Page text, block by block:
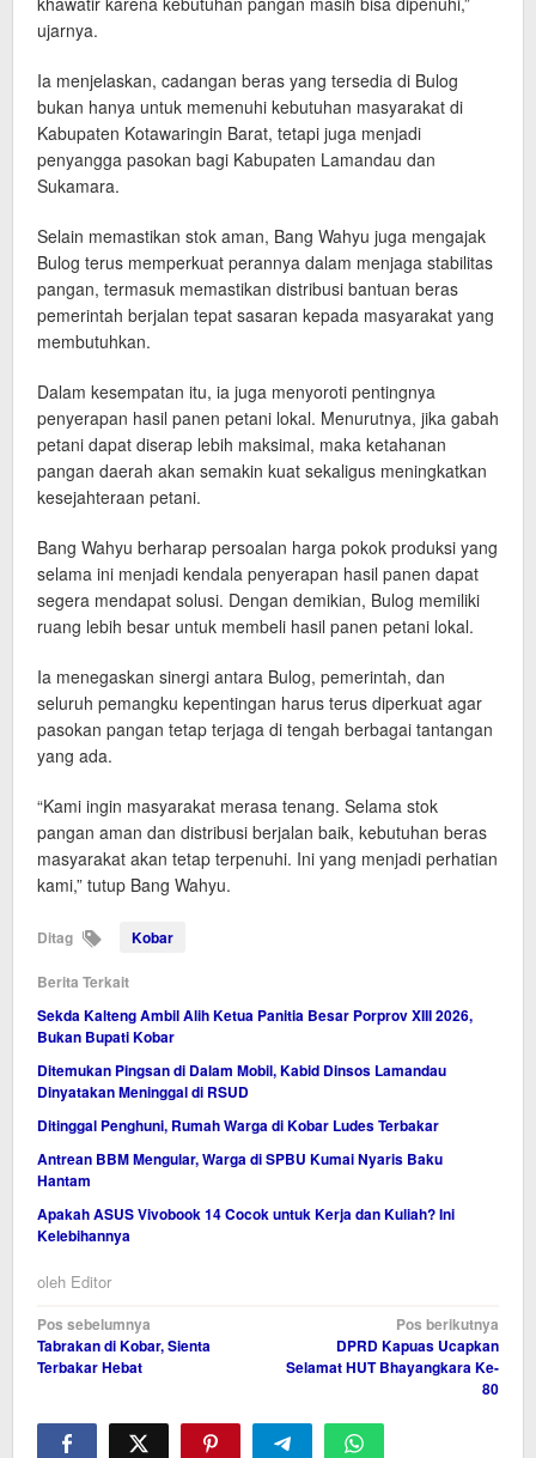
ujarnya.
Ia menjelaskan, cadangan beras yang tersedia di Bulog
bukan hanya untuk memenuhi kebutuhan masyarakat di
Kabupaten Kotawaringin Barat, tetapi juga menjadi
penyangga pasokan bagi Kabupaten Lamandau dan
Sukamara.
Selain memastikan stok aman, Bang Wahyu juga mengajak
Bulog terus memperkuat perannya dalam menjaga stabilitas
pangan, termasuk memastikan distribusi bantuan beras
pemerintah berjalan tepat sasaran kepada masyarakat yang
membutuhkan.
Dalam kesempatan itu, ia juga menyoroti pentingnya
penyerapan hasil panen petani lokal. Menurutnya, jika gabah
petani dapat diserap lebih maksimal, maka ketahanan
pangan daerah akan semakin kuat sekaligus meningkatkan
kesejahteraan petani.
Bang Wahyu berharap persoalan harga pokok produksi yang
selama ini menjadi kendala penyerapan hasil panen dapat
segera mendapat solusi. Dengan demikian, Bulog memiliki
ruang lebih besar untuk membeli hasil panen petani lokal.
Ia menegaskan sinergi antara Bulog, pemerintah, dan
seluruh pemangku kepentingan harus terus diperkuat agar
pasokan pangan tetap terjaga di tengah berbagai tantangan
yang ada.
“Kami ingin masyarakat merasa tenang. Selama stok
pangan aman dan distribusi berjalan baik, kebutuhan beras
masyarakat akan tetap terpenuhi. Ini yang menjadi perhatian
kami,” tutup Bang Wahyu.
Ditag Kobar
Berita Terkait
Sekda Kalteng Ambil Alih Ketua Panitia Besar Porprov XIII 2026,
Bukan Bupati Kobar
Ditemukan Pingsan di Dalam Mobil, Kabid Dinsos Lamandau
Dinyatakan Meninggal di RSUD
Ditinggal Penghuni, Rumah Warga di Kobar Ludes Terbakar
Antrean BBM Mengular, Warga di SPBU Kumai Nyaris Baku
Hantam
Apakah ASUS Vivobook 14 Cocok untuk Kerja dan Kuliah? Ini
Kelebihannya
oleh Editor
Navigasi
pos
Pos sebelumnya
Tabrakan di Kobar, Sienta
Terbakar Hebat
Pos berikutnya
DPRD Kapuas Ucapkan
Selamat HUT Bhayangkara Ke-
80